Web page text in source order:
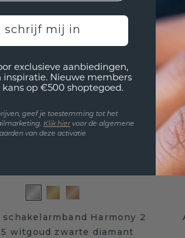
schakelarmband Harmony 2
witgoud zwarte diamant
schrijf mij in
exclusieve aanbiedingen,
inspiratie. Nieuwe members
op €500 shoptegoed.
geef je toestemming tot het
Klik hiervoor de algemene
van deze activatie